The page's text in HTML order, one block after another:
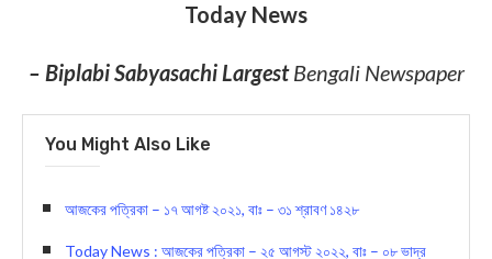
Today News
– Biplabi Sabyasachi LargestBengali Newspaper
You Might Also Like
আজকের পত্রিকা – ১৭ আগষ্ট ২০২১, বাঃ – ৩১ শ্রাবণ ১৪২৮
Today News : আজকের পত্রিকা – ২৫ আগস্ট ২০২২, বাঃ – ০৮ ভাদ্র